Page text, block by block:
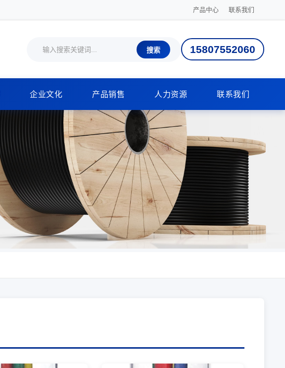
产品中心 联系我们
搜索 15807552060
企业文化 产品销售 人力资源 联系我们